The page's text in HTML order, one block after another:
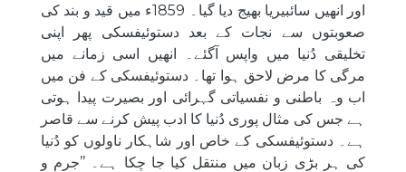
اور انھیں سائبیریا بھیج دیا گیا۔ 1859ء میں قید و بند کی
صعوبتوں سے نجات کے بعد دستوئیفسکی پھر اپنی
تخلیقی دُنیا میں واپس آگئے۔ انھیں اسی زمانے میں
مرگی کا مرض لاحق ہوا تھا۔ دستوئیفسکی کے فن میں
اب وہ باطنی و نفسیاتی گہرائی اور بصیرت پیدا ہوتی
ہے جس کی مثال پوری دُنیا کا ادب پیش کرنے سے قاصر
ہے۔ دستوئیفسکی کے خاص اور شاہکار ناولوں کو دُنیا
کی ہر بڑی زبان میں منتقل کیا جا چکا ہے۔ ’’جرم و